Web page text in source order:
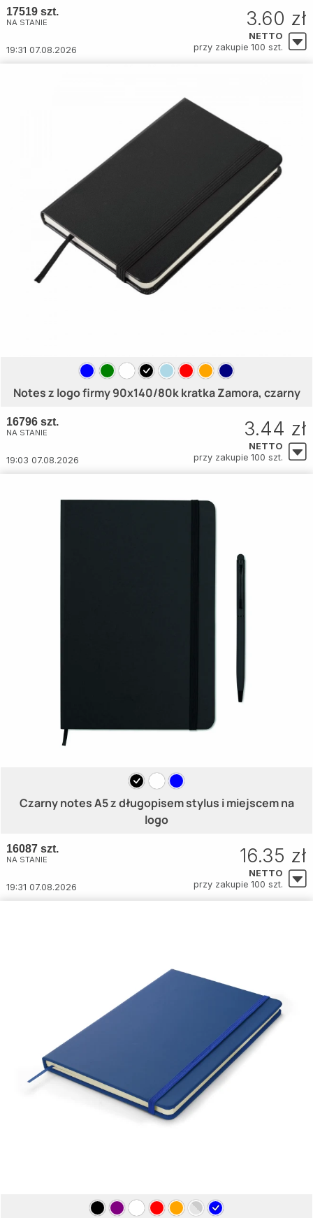
17519 szt.
NA STANIE
19:31 07.08.2026
3.60 zł
NETTO
przy zakupie 100 szt.
Notes z logo firmy 90x140/80k kratka Zamora, czarny
16796 szt.
NA STANIE
19:03 07.08.2026
3.44 zł
NETTO
przy zakupie 100 szt.
Czarny notes A5 z długopisem stylus i miejscem na
logo
16087 szt.
NA STANIE
19:31 07.08.2026
16.35 zł
NETTO
przy zakupie 100 szt.